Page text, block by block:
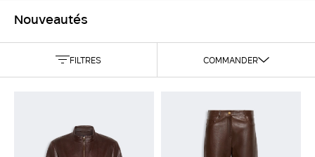
Nouveautés
FILTRES COMMANDER